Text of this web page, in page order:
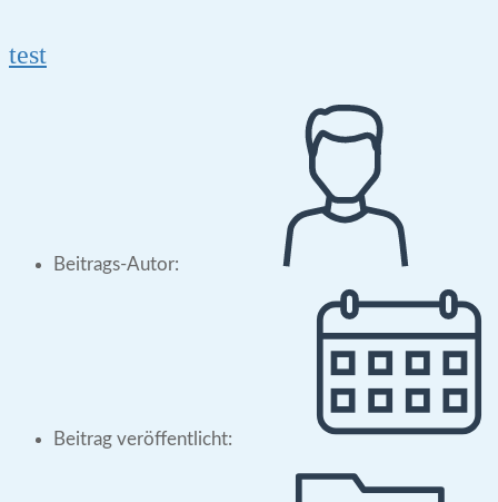
test
Beitrags-Autor:
Beitrag veröffentlicht: